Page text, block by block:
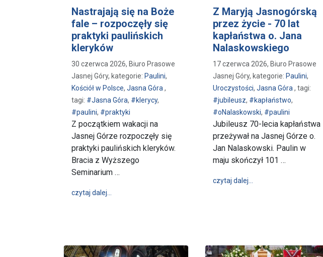
Nastrajają się na Boże
fale – rozpoczęły się
praktyki paulińskich
kleryków
30 czerwca 2026, Biuro Prasowe
Jasnej Góry, kategorie: Paulini,
Kościół w Polsce, Jasna Góra ,
tagi: #Jasna Góra, #klerycy,
#paulini, #praktyki
Z początkiem wakacji na
Jasnej Górze rozpoczęły się
praktyki paulińskich kleryków.
Bracia z Wyższego
Seminarium …
czytaj dalej… wpis Nastrajają się na Boże fale – rozpoczęły się praktyki
Z Maryją Jasnogórską
przez życie - 70 lat
kapłaństwa o. Jana
Nalaskowskiego
17 czerwca 2026, Biuro Prasowe
Jasnej Góry, kategorie: Paulini,
Uroczystości, Jasna Góra , tagi:
#jubileusz, #kapłaństwo,
#oNalaskowski, #paulini
Jubileusz 70-lecia kapłaństwa
przeżywał na Jasnej Górze o.
Jan Nalaskowski. Paulin w
maju skończył 101 …
czytaj dalej… wpis Z Maryją